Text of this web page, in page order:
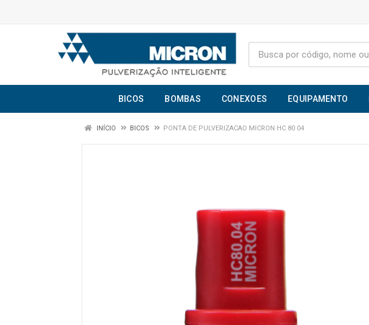
BICOS BOMBAS CONEXOES EQUIPAMENTO
INÍCIO BICOS PONTA DE PULVERIZACAO MICRON HC 80 04